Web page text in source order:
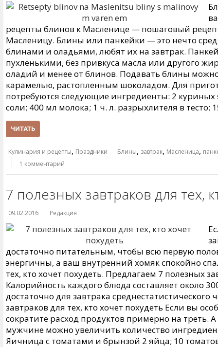
рецепты блинов к Масленице — пошаговый
Масленицу. Блины или панкейки — это нечто
блинами и оладьями, любят их на завтрак.
пухленькими, без привкуса масла или другого
оладий и менее от блинов. Подавать блины
карамелью, растопленным шоколадом. Для
потребуются следующие ингредиенты: 2 куриных
соли; 400 мл молока; 1 ч. л. разрыхлителя в тесто;
ЧИТАТЬ
Кулинария и рецепты, Праздники Блины, завтрак, Масленица,
1 комментарий
7 полезных завтраков для тех,
09.02.2016 Редакция
достаточно питательным, чтобы всю первую
энергичны, а ваш внутренний хомяк спокойно
тех, кто хочет похудеть. Предлагаем 7 полезных
Калорийность каждого блюда составляет около
достаточно для завтрака среднестатистического
завтраков для тех, кто хочет похудеть Если вы
сократите расход продуктов примерно на треть.
мужчине можно увеличить количество
Яичница с томатами и брынзой 2 яйца; 10